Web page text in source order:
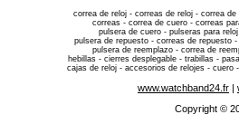
correa de reloj - correas de reloj - correa
correas - correa de cuero - correas
pulsera de cuero - pulseras para
pulsera de repuesto - correas de repuesto
pulsera de reemplazo - correa de
hebillas - cierres desplegable - trabillas -
cajas de reloj - accesorios de relojes - cuero
www.watchband24.fr |
Copyright ©